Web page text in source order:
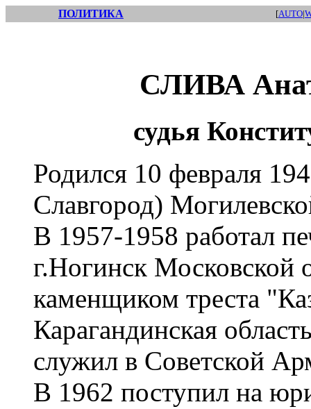
ПОЛИТИКА [AUTO|
СЛИВА
судья
Родился 10 февраля
Славгород)
В 1957-1958 работал
г.Ногинск Московской
каменщиком треста
Карагандинская
служил в Советской
В 1962 поступил на